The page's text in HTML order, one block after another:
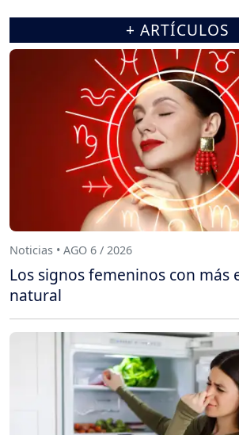
+ ARTÍCULOS
Noticias • AGO 6 / 2026
Los signos femeninos con más
natural